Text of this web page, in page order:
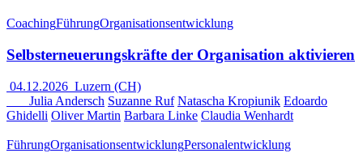
CoachingFührungOrganisationsentwicklung
Selbsterneuerungskräfte der Organisation aktivieren
04.12.2026 Luzern (CH)
Julia Andersch Suzanne Ruf Natascha Kropiunik Edoardo
Ghidelli Oliver Martin Barbara Linke Claudia Wenhardt
FührungOrganisationsentwicklungPersonalentwicklung